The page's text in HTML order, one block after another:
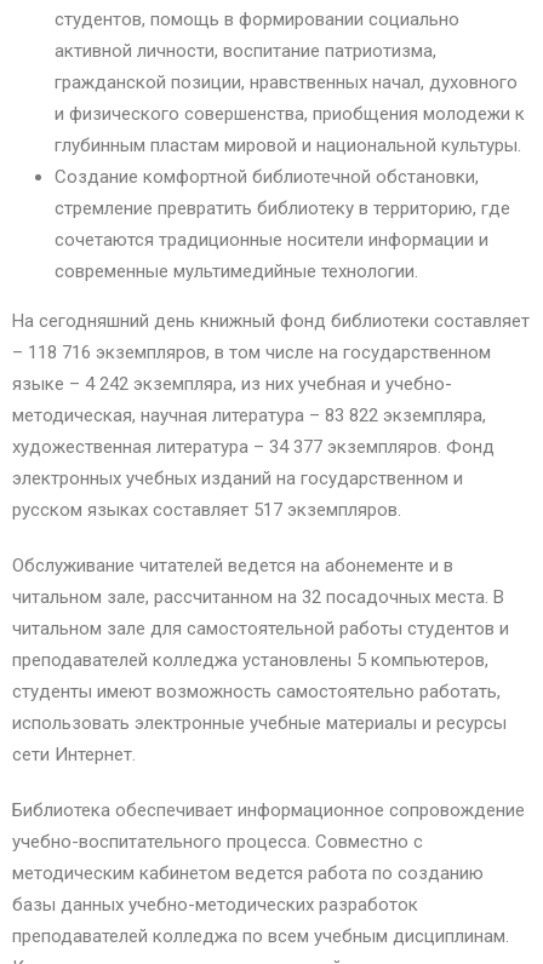
студентов, помощь в формировании социально
активной личности, воспитание патриотизма,
гражданской позиции, нравственных начал, духовного
и физического совершенства, приобщения молодежи к
глубинным пластам мировой и национальной культуры.
Создание комфортной библиотечной обстановки,
стремление превратить библиотеку в территорию, где
сочетаются традиционные носители информации и
современные мультимедийные технологии.
На сегодняшний день книжный фонд библиотеки составляет
– 118 716 экземпляров, в том числе на государственном
языке – 4 242 экземпляра, из них учебная и учебно-
методическая, научная литература – 83 822 экземпляра,
художественная литература – 34 377 экземпляров. Фонд
электронных учебных изданий на государственном и
русском языках составляет 517 экземпляров.
Обслуживание читателей ведется на абонементе и в
читальном зале, рассчитанном на 32 посадочных места. В
читальном зале для самостоятельной работы студентов и
преподавателей колледжа установлены 5 компьютеров,
студенты имеют возможность самостоятельно работать,
использовать электронные учебные материалы и ресурсы
сети Интернет.
Библиотека обеспечивает информационное сопровождение
учебно-воспитательного процесса. Совместно с
методическим кабинетом ведется работа по созданию
базы данных учебно-методических разработок
преподавателей колледжа по всем учебным дисциплинам.